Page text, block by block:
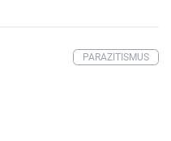
PARAZITISMUS